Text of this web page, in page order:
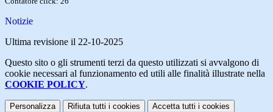
Notizie
Ultima revisione il 22-10-2025
Questo sito o gli strumenti terzi da questo utilizzati si avvalgono di
cookie necessari al funzionamento ed utili alle finalità illustrate nella
COOKIE POLICY.
Personalizza Rifiuta tutti i cookies Accetta tutti i cookies